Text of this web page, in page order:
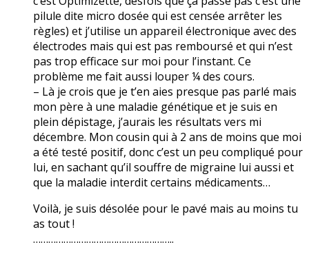
pilule dite micro dosée qui est censée arrêter les
règles) et j’utilise un appareil électronique avec des
électrodes mais qui est pas remboursé et qui n’est
pas trop efficace sur moi pour l’instant. Ce
problème me fait aussi louper ¼ des cours.
– Là je crois que je t’en aies presque pas parlé mais
mon père à une maladie génétique et je suis en
plein dépistage, j’aurais les résultats vers mi
décembre. Mon cousin qui à 2 ans de moins que moi
a été testé positif, donc c’est un peu compliqué pour
lui, en sachant qu’il souffre de migraine lui aussi et
que la maladie interdit certains médicaments…
Voilà, je suis désolée pour le pavé mais au moins tu
as tout !
………………………………………………..